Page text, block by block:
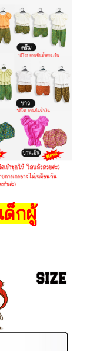
ด็กผู้